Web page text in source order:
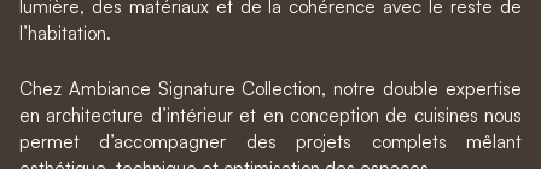
lumière, des matériaux et de la cohérence avec le reste de
l’habitation.
Chez Ambiance Signature Collection, notre double expertise
en architecture d’intérieur et en conception de cuisines nous
permet d’accompagner des projets complets mêlant